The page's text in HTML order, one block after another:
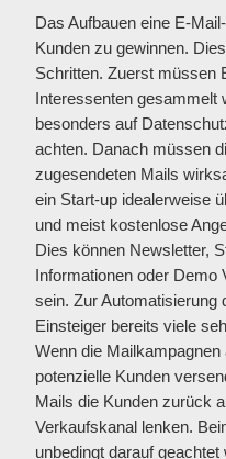
Das Aufbauen eine E-
Kunden zu gewinnen.
Schritten. Zuerst müssen
Interessenten gesammelt
besonders auf
achten. Danach müssen
zugesendeten Mails
ein Start-up idealerweise
und meist kostenlose
Dies können Newsletter,
Informationen oder Demo
sein. Zur Automatisierung
Einsteiger bereits viele
Wenn die
potenzielle Kunden
Mails die Kunden zurück
Verkaufskanal lenken.
unbedingt darauf